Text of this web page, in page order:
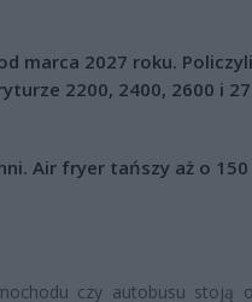
marca 2027 roku.
2200, 2400, 2600 i
Air fryer tańszy aż o
czy autobusu stoją